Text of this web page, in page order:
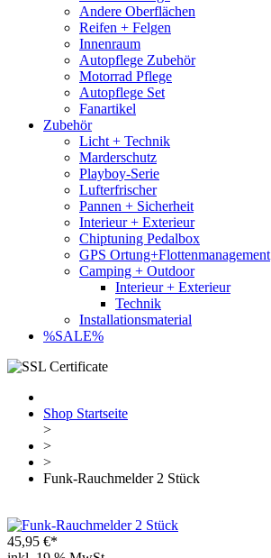
Andere Oberflächen
Reifen + Felgen
Innenraum
Autopflege Zubehör
Motorrad Pflege
Autopflege Set
Fanartikel
Zubehör
Licht + Technik
Marderschutz
Playboy-Serie
Lufterfrischer
Pannen + Sicherheit
Interieur + Exterieur
Chiptuning Pedalbox
GPS Ortung+Flottenmanagement
Camping + Outdoor
Interieur + Exterieur
Technik
Installationsmaterial
%SALE%
Shop Startseite
>
>
>
Funk-Rauchmelder 2 Stück
45,95 €*